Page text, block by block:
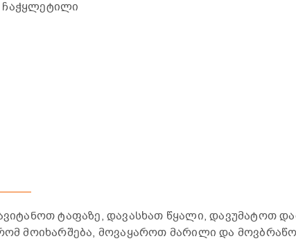
ჩაჭყლეტილი
ტაფაზე, დავასხათ წყალი, დავუმატოთ
მოიხარშება, მოვაყაროთ მარილი და